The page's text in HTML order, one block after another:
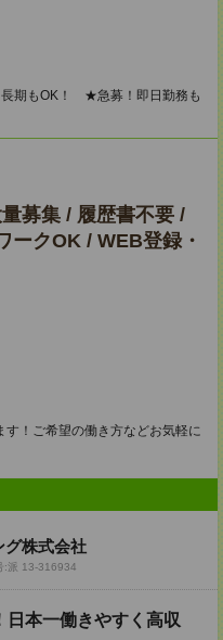
期もOK！ ★急募！即日勤務も
募集 / 履歴書不要 /
ークOK / WEB登録・
す！ご希望の働き方などお気軽に
グ株式会社
:派 13-316934
本一働きやすく高収